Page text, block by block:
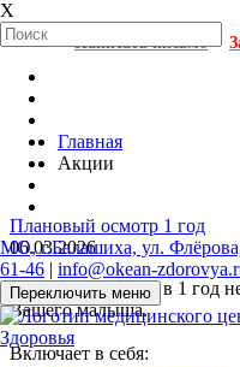
Написать письмо
X
МО, г.Балашиха, ул.
61-46 | info@okean-
Переключить меню
Главная
Акции
Плановый осмотр 1 год
06.03.2026
Плановый осмотр в 1 год
Вашего малыша.
Включает в себя: